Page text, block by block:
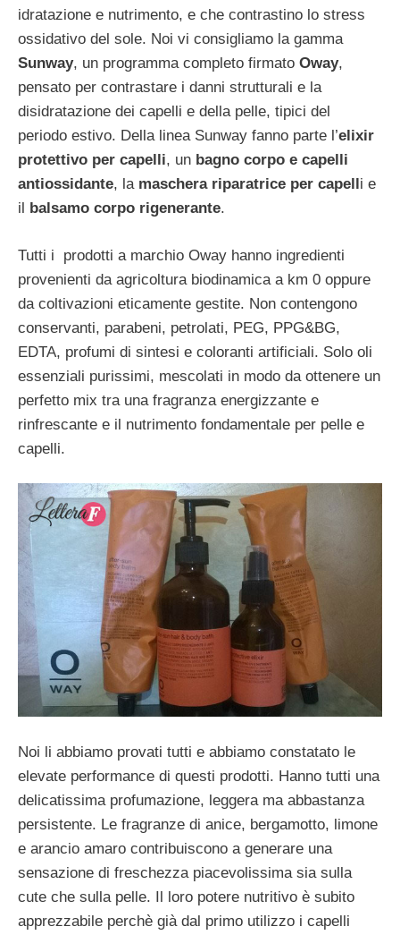
idratazione e nutrimento, e che contrastino lo stress
ossidativo del sole. Noi vi consigliamo la gamma
Sunway, un programma completo firmato Oway,
pensato per contrastare i danni strutturali e la
disidratazione dei capelli e della pelle, tipici del
periodo estivo. Della linea Sunway fanno parte l’elixir
protettivo per capelli, un bagno corpo e capelli
antiossidante, la maschera riparatrice per capell i e
il
balsamo corpo rigenerante.
Tutti i prodotti a marchio Oway hanno ingredienti
provenienti da agricoltura biodinamica a km 0 oppure
da coltivazioni eticamente gestite. Non contengono
conservanti, parabeni, petrolati, PEG, PPG&BG,
EDTA, profumi di sintesi e coloranti artificiali. Solo oli
essenziali purissimi, mescolati in modo da ottenere un
perfetto mix tra una fragranza energizzante e
rinfrescante e il nutrimento fondamentale per pelle e
capelli.
Noi li abbiamo provati tutti e abbiamo constatato le
elevate performance di questi prodotti. Hanno tutti una
delicatissima profumazione, leggera ma abbastanza
persistente. Le fragranze di anice, bergamotto, limone
e arancio amaro contribuiscono a generare una
sensazione di freschezza piacevolissima sia sulla
cute che sulla pelle. Il loro potere nutritivo è subito
apprezzabile perchè già dal primo utilizzo i capelli